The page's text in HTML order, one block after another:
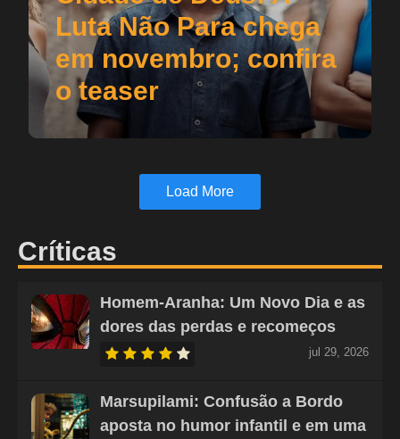
Luta Não Para chega
em novembro; confira
o teaser
Load More
Críticas
Homem-Aranha: Um Novo Dia e as
dores das perdas e recomeços
jul 29, 2026
Marsupilami: Confusão a Bordo
aposta no humor infantil e em uma